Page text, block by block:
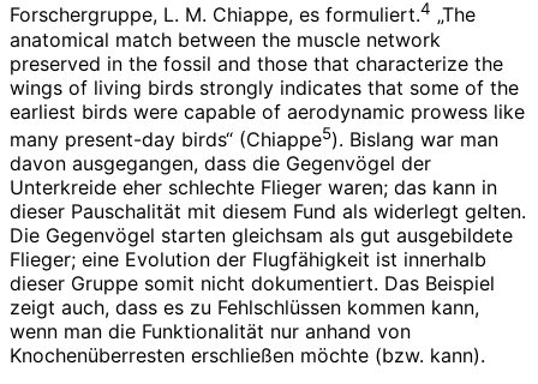
Forschergruppe, L. M. Chiappe, es formuliert.4 „The
anatomical match between the muscle network
preserved in the fossil and those that characterize the
wings of living birds strongly indicates that some of the
earliest birds were capable of aerodynamic prowess like
many present-day birds“ (Chiappe5). Bislang war man
davon ausgegangen, dass die Gegenvögel der
Unterkreide eher schlechte Flieger waren; das kann in
dieser Pauschalität mit diesem Fund als widerlegt gelten.
Die Gegenvögel starten gleichsam als gut ausgebildete
Flieger; eine Evolution der Flugfähigkeit ist innerhalb
dieser Gruppe somit nicht dokumentiert. Das Beispiel
zeigt auch, dass es zu Fehlschlüssen kommen kann,
wenn man die Funktionalität nur anhand von
Knochenüberresten erschließen möchte (bzw. kann).